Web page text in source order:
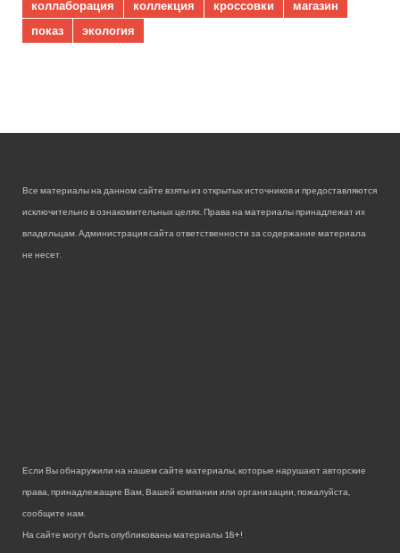
коллаборация
коллекция кроссовки
магазин
показ
экология
Все материалы на данном сайте взяты из открытых источников и предоставляются
исключительно в ознакомительных целях. Права на материалы принадлежат их
владельцам. Администрация сайта ответственности за содержание материала
не несет.
Если Вы обнаружили на нашем сайте материалы, которые нарушают авторские
права, принадлежащие Вам, Вашей компании или организации, пожалуйста,
сообщите нам.
На сайте могут быть опубликованы материалы 18+!